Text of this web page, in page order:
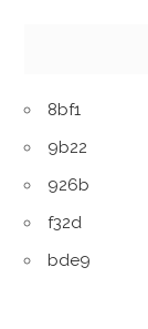
8bf1
9b22
926b
f32d
bde9